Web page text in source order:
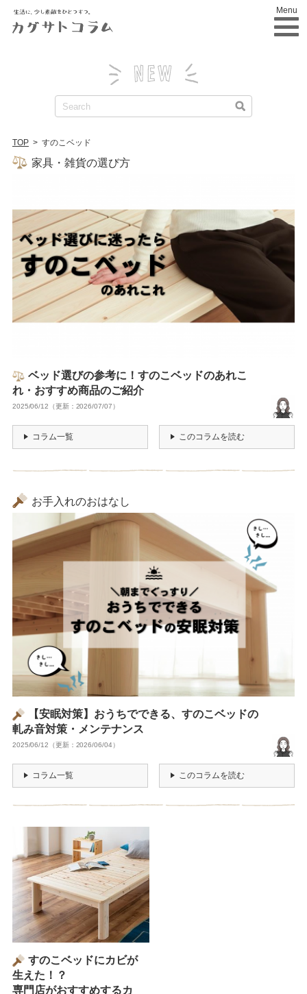
Menu
TOP> すのこベッド
家具・雑貨の選び方
ベッド選びの参考に！すのこベッドのあれこ
れ・おすすめ商品のご紹介
2025/06/12（更新：2026/07/07）
コラム一覧 このコラムを読む
お手入れのおはなし
【安眠対策】おうちでできる、すのこベッドの
軋み音対策・メンテナンス
2025/06/12（更新：2026/06/04）
コラム一覧 このコラムを読む
すのこベッドにカビが
生えた！？
専門店がおすすめするカ